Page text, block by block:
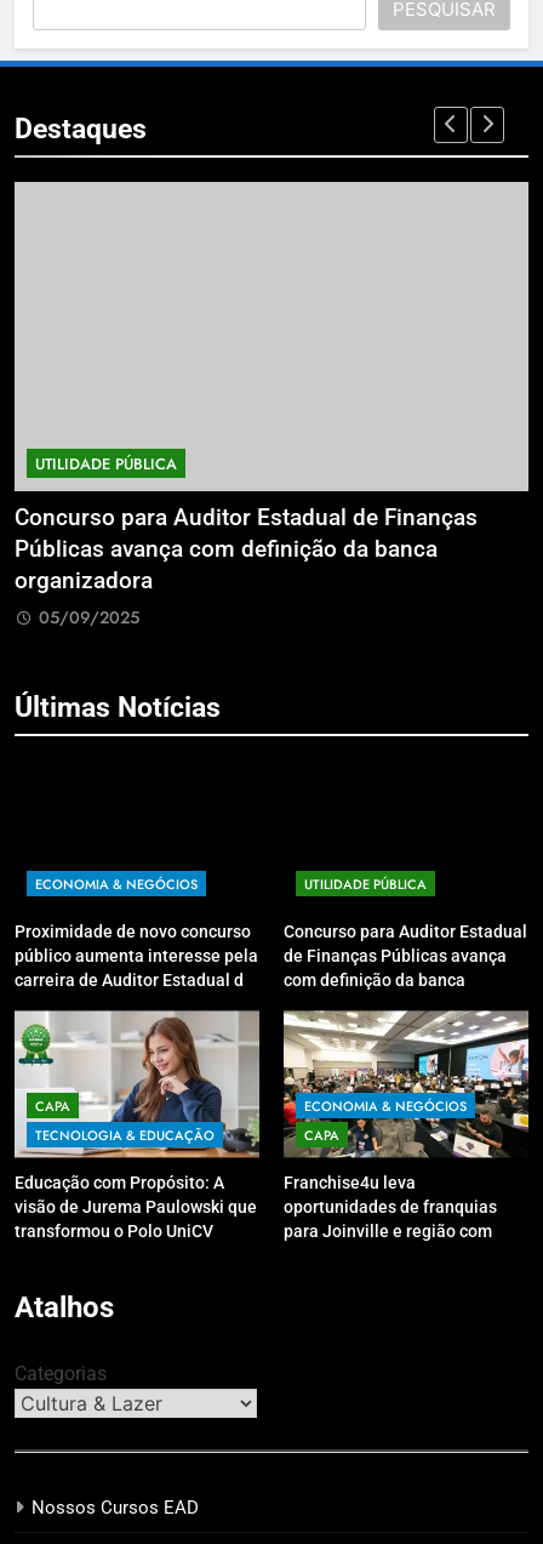
PESQUISAR
Destaques
UTILIDADE PÚBLICA
Concurso para Auditor Estadual de Finanças
Públicas avança com definição da banca
organizadora
05/09/2025
Últimas Notícias
ECONOMIA & NEGÓCIOS
Proximidade de novo concurso
público aumenta interesse pela
carreira de Auditor Estadual de
Youtube irá sanar dúvidas
UTILIDADE PÚBLICA
Concurso para Auditor Estadual
de Finanças Públicas avança
com definição da banca
CAPA
TECNOLOGIA & EDUCAÇÃO
Educação com Propósito: A
visão de Jurema Paulowski que
transformou o Polo UniCV
ECONOMIA & NEGÓCIOS
CAPA
Franchise4u leva
oportunidades de franquias
para Joinville e região com
Atalhos
Categorias
Nossos Cursos EAD